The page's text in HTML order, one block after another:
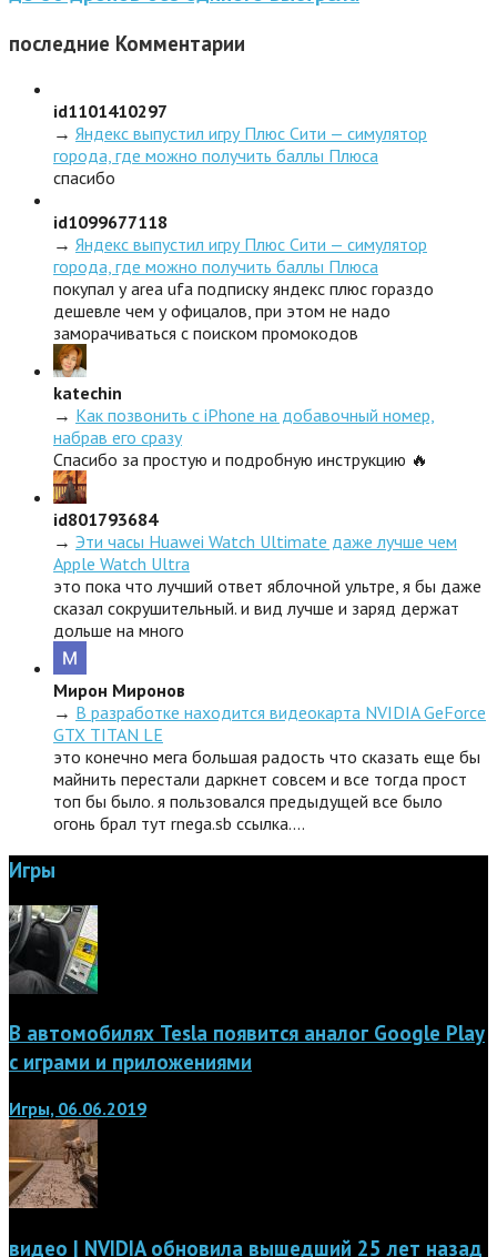
последние Комментарии
id1101410297
→ Яндекс выпустил игру Плюс Сити — симулятор
города, где можно получить баллы Плюса
спасибо
id1099677118
→ Яндекс выпустил игру Плюс Сити — симулятор
города, где можно получить баллы Плюса
покупал у area ufa подписку яндекс плюс гораздо
дешевле чем у офицалов, при этом не надо
заморачиваться с поиском промокодов
katechin
→ Как позвонить с iPhone на добавочный номер,
набрав его сразу
Спасибо за простую и подробную инструкцию 🔥
id801793684
→ Эти часы Huawei Watch Ultimate даже лучше чем
Apple Watch Ultra
это пока что лучший ответ яблочной ультре, я бы даже
сказал сокрушительный. и вид лучше и заряд держат
дольше на много
Мирон Миронов
→ В разработке находится видеокарта NVIDIA GeForce
GTX TITAN LE
это конечно мега большая радость что сказать еще бы
майнить перестали даркнет совсем и все тогда прост
топ бы было. я пользовался предыдущей все было
огонь брал тут rnega.sb ссылка.…
Игры
В автомобилях Tesla появится аналог Google Play
с играми и приложениями
Игры, 06.06.2019
видео | NVIDIA обновила вышедший 25 лет назад